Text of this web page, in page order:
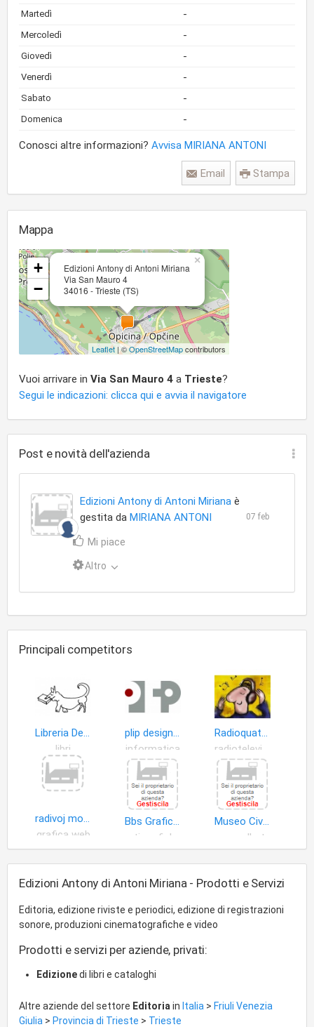
Martedì -
Mercoledì -
Giovedì -
Venerdì -
Sabato -
Domenica -
Conosci altre informazioni? Avvisa MIRIANA ANTONI
Stampa
Email
Mappa
Edizioni Antony di Antoni Miriana
Via San Mauro 4
34016 - Trieste (TS)
×
+
−
Leaflet | ©OpenStreetMapcontributors
Vuoi arrivare in Via San Mauro 4 a Trieste?
Segui le indicazioni: clicca qui e avvia il navigatore
Post e novità dell'azienda
Edizioni Antony di Antoni Miriana è
gestita da MIRIANA ANTONI 07 feb
Mi piace
Altro
Principali competitors
Libreria Dedalus
libri
plip design editoriale
informatica
Radioquattronetwork web radio
radivoj mosetti
grafica web
Bbs Grafica S.a.s. di Alessandra Bosich & C
arti grafiche
Museo Civico di Storia Naturale
opere d'arte
Edizioni Antony di Antoni Miriana - Prodotti e Servizi
Editoria, edizione riviste e periodici, edizione di registrazioni
sonore, produzioni cinematografiche e video
Prodotti e servizi per aziende, privati:
Edizionedi libri e cataloghi
Altre aziende del settore Editoria in Italia > Friuli Venezia
Giulia > Provincia di Trieste > Trieste